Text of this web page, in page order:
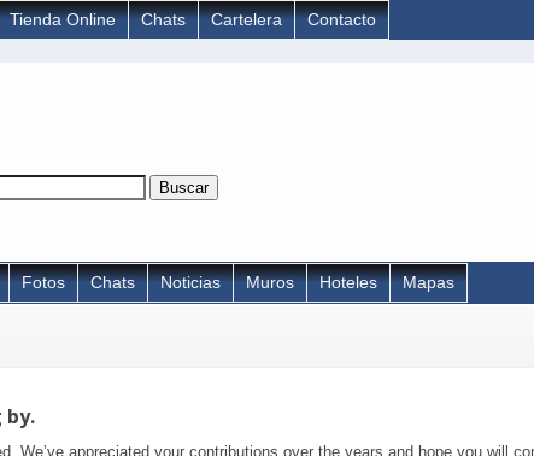
Tienda Online Chats Cartelera Contacto
Fotos Chats Noticias Muros Hoteles Mapas